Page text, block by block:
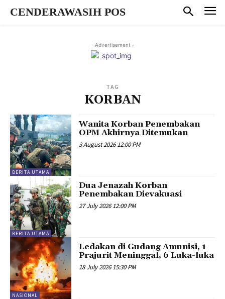
CENDERAWASIH POS
- Advertisement -
TAG
KORBAN
BERITA UTAMA
Wanita Korban Penembakan
OPM Akhirnya Ditemukan
3 August 2026 12:00 PM
BERITA UTAMA
Dua Jenazah Korban
Penembakan Dievakuasi
27 July 2026 12:00 PM
NASIONAL
Ledakan di Gudang Amunisi, 1
Prajurit Meninggal, 6 Luka-luka
18 July 2026 15:30 PM